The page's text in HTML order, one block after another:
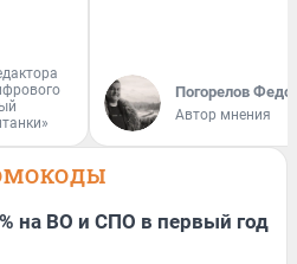
Погорелов
Автор мнения
на ВО и СПО в первый год